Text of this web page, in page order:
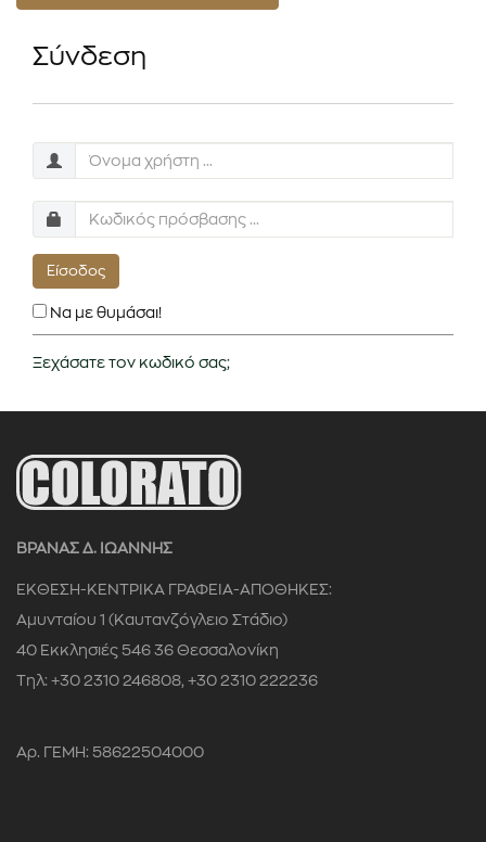
Σύνδεση
Είσοδος
Να με θυμάσαι!
Ξεχάσατε τον κωδικό σας;
ΒΡΑΝΑΣ Δ. ΙΩΑΝΝΗΣ
ΕΚΘΕΣΗ-ΚΕΝΤΡΙΚΑ ΓΡΑΦΕΙΑ-ΑΠΟΘΗΚΕΣ:
Αμυνταίου 1 (Καυτανζόγλειο Στάδιο)
40 Εκκλησιές 546 36 Θεσσαλονίκη
Τηλ: +30 2310 246808, +30 2310 222236
Αρ. ΓΕΜΗ: 58622504000